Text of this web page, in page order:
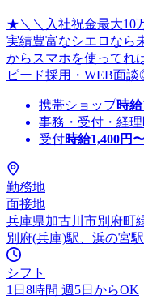
★＼＼入社祝金最大10
実績豊富なシエロなら
からスマホを使ってれ
ピード採用・WEB面
携帯ショップ時給
事務・受付・経理
受付時給1,400円
勤務地
面接地
兵庫県加古川市別府町
別府(兵庫)駅、浜の宮駅
シフト
1日8時間 週5日からOK